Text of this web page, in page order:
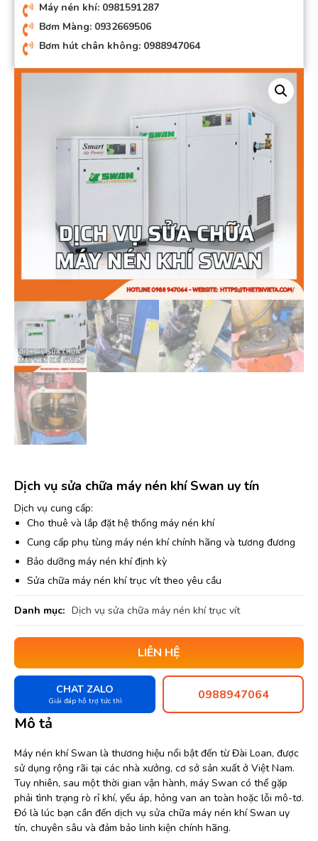
Máy nén khí: 0981591287
Bơm Màng: 0932669506
Bơm hút chân không: 0988947064
Dịch vụ sửa chữa máy nén khí Swan uy tín
Dịch vụ cung cấp:
Cho thuê và lắp đặt hệ thống máy nén khí
Cung cấp phụ tùng máy nén khí chính hãng và tương đương
Bảo dưỡng máy nén khí định kỳ
Sửa chữa máy nén khí trục vít theo yêu cầu
Danh mục: Dịch vụ sửa chữa máy nén khí trục vít
LIÊN HỆ
CHAT ZALO
Giải đáp hỗ trợ tức thì 0988947064
Mô tả
Máy nén khí Swan là thương hiệu nổi bật đến từ Đài Loan, được
sử dụng rộng rãi tại các nhà xưởng, cơ sở sản xuất ở Việt Nam.
Tuy nhiên, sau một thời gian vận hành, máy Swan có thể gặp
phải tình trạng rò rỉ khí, yếu áp, hỏng van an toàn hoặc lỗi mô-tơ.
Đó là lúc bạn cần đến dịch vụ sửa chữa máy nén khí Swan uy
tín, chuyên sâu và đảm bảo linh kiện chính hãng.